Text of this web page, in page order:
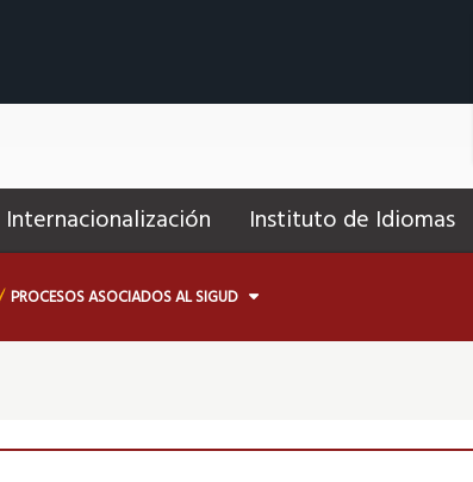
Internacionalización Instituto de Idiomas
PROCESOS ASOCIADOS AL SIGUD